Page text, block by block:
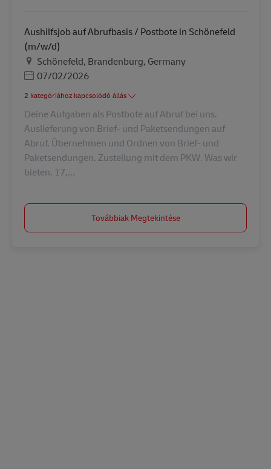
Aushilfsjob auf Abrufbasis / Postbote in Schönefeld
(m/w/d)
Helyszín
Schönefeld, Brandenburg, Germany
Posted Date
07/02/2026
2 kategóriához kapcsolódó állás
Deine Aufgaben als Postbote auf Abruf bei uns.
Auslieferung von Brief- und Paketsendungen auf
Abruf. Übernehmen und Ordnen von Brief- und
Paketsendungen. Zustellung mit dem PKW. Was wir
bieten. 17,...
Továbbiak Megtekintése